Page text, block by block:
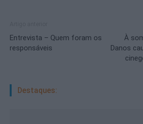
Entrevista – Quem foram os
responsáveis
À
Danos
Destaques: